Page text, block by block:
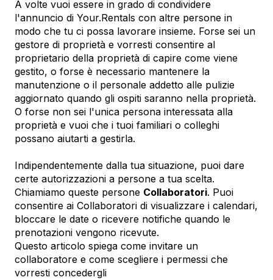
A volte vuoi essere in grado di condividere
l'annuncio di Your.Rentals con altre persone in
modo che tu ci possa lavorare insieme. Forse sei un
gestore di proprietà e vorresti consentire al
proprietario della proprietà di capire come viene
gestito, o forse è necessario mantenere la
manutenzione o il personale addetto alle pulizie
aggiornato quando gli ospiti saranno nella proprietà.
O forse non sei l'unica persona interessata alla
proprietà e vuoi che i tuoi familiari o colleghi
possano aiutarti a gestirla.
Indipendentemente dalla tua situazione, puoi dare
certe autorizzazioni a persone a tua scelta.
Chiamiamo queste persone Collaboratori. Puoi
consentire ai Collaboratori di visualizzare i calendari,
bloccare le date o ricevere notifiche quando le
prenotazioni vengono ricevute.
Questo articolo spiega come invitare un
collaboratore e come scegliere i permessi che
vorresti concedergli